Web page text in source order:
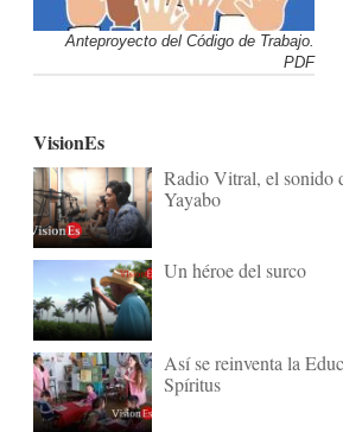
Anteproyecto del Código de Trabajo.
PDF
VisionEs
Radio Vitral, el sonido
Yayabo
Un héroe del surco
Así se reinventa la
Spíritus